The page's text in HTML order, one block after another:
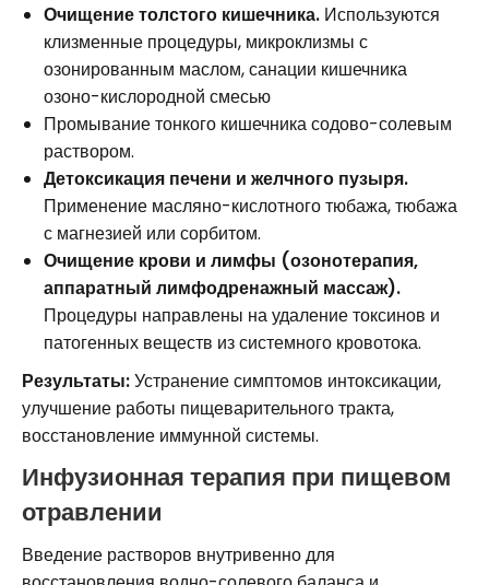
Очищение толстого кишечника. Используются
клизменные процедуры, микроклизмы с
озонированным маслом, санации кишечника
озоно-кислородной смесью
Промывание тонкого кишечника содово-солевым
раствором.
Детоксикация печени и желчного пузыря.
Применение масляно-кислотного тюбажа, тюбажа
с магнезией или сорбитом.
Очищение крови и лимфы (озонотерапия,
аппаратный лимфодренажный массаж).
Процедуры направлены на удаление токсинов и
патогенных веществ из системного кровотока.
Результаты:Устранение симптомов интоксикации,
улучшение работы пищеварительного тракта,
восстановление иммунной системы.
Инфузионная терапия при пищевом
отравлении
Введение растворов внутривенно для